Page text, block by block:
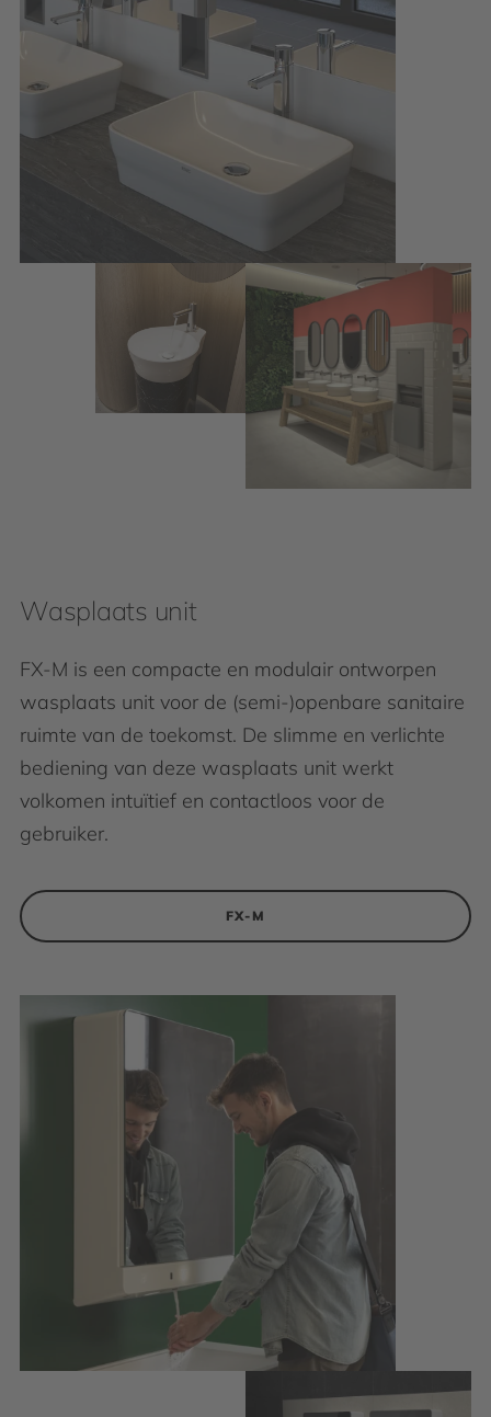
Wasplaats unit
FX-M is een compacte en modulair ontworpen
wasplaats unit voor de (semi-)openbare sanitaire
ruimte van de toekomst. De slimme en verlichte
bediening van deze wasplaats unit werkt
volkomen intuïtief en contactloos voor de
gebruiker.
FX-M